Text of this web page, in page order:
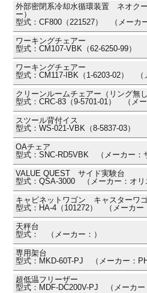
外部密閉系冷却水循環装置 ネオク
ー）
型式：CF800（221527） （メーカ
ワーキングチェアー
型式：CM107-VBK（62-6250-99）
ワーキングチェアー
型式：CM117-IBK（1-6203-02） （
クリーンルームチェアー（リング無し
型式：CRC-83（9-5701-01） （メー
スツール背付イス
型式：WS-021-VBK（8-5837-03）
OAチェア
型式：SNC-RD5VBK （メーカー：
VALUE QUEST サイド実験台
型式：QSA-3000 （メーカー：オリ
キャビネットワゴン キャスターワ
型式：HA-4（101272） （メーカー
天秤台
型式： （メーカー：）
専用架台
型式：MKD-60T-PJ （メーカー：
超低温フリーザー
型式：MDF-DC200V-PJ （メーカー